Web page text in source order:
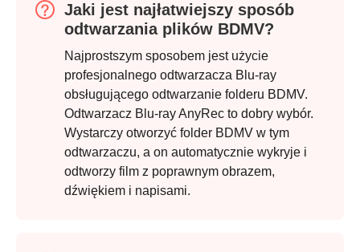
Jaki jest najłatwiejszy sposób
odtwarzania plików BDMV?
Najprostszym sposobem jest użycie
profesjonalnego odtwarzacza Blu-ray
obsługującego odtwarzanie folderu BDMV.
Odtwarzacz Blu-ray AnyRec to dobry wybór.
Wystarczy otworzyć folder BDMV w tym
odtwarzaczu, a on automatycznie wykryje i
odtworzy film z poprawnym obrazem,
dźwiękiem i napisami.